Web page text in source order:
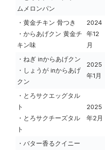
ムメロンパン
・黄金チキン 骨つき
・からあげクン 黄金チ
キン味
2024
年12
月
・ねぎ inからあげクン
・しょうが inからあげ
クン
2025
年1月
・とろサクエッグタル
ト
・とろサクチーズタル
ト
2025
年2月
・バター香るクイニー